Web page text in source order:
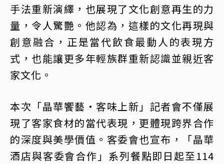
手法重新演繹，也展現了文化創意再生的力
量，令人驚艷。他認為，這樣的文化再現與
創意融合，正是當代飲食最動人的表現方
式，也能讓更多年輕族群重新認識並親近客
家文化。
本次「晶華饗藝・客味上新」記者會不僅展
現了客家食材的當代表現，更體現跨界合作
的深度與美學價值。客委會也宣布，「晶華
酒店與客委會合作」系列餐點即日起至114